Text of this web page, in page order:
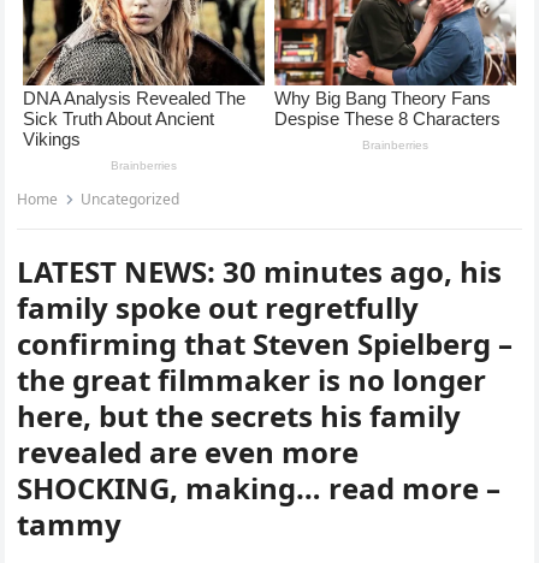
Home Uncategorized
LATEST NEWS: 30 minutes ago, his
family spoke out regretfully
confirming that Steven Spielberg –
the great filmmaker is no longer
here, but the secrets his family
revealed are even more
SHOCKING, making… read more –
tammy